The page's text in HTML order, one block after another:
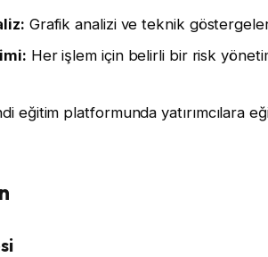
Grafik analizi ve teknik
Her işlem için belirli bir risk
eğitim platformunda yatırımcılara